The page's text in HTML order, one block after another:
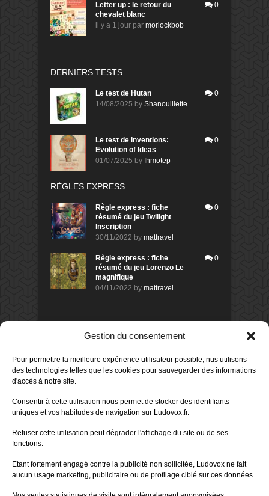
Gestion du consentement
Pour permettre la meilleure expérience utilisateur possible, nus utilisons
des technologies telles que les cookies pour sauvegarder des informations
d'accès à notre site.
Consentir à cette utilisation nous permet de stocker des identifiants
uniques et vos habitudes de navigation sur Ludovox.fr.
Refuser cette utilisation peut dégrader l'affichage du site ou de ses
fonctions.
Etant fortement engagé contre la publicité non sollicitée, Ludovox ne fait
aucun usage marketing, publicitaire ou de profilage ciblé sur ces données.
Letter up : le retour du
chevalet blanc
il y a 1 jour par morlockbob
0
DERNIERS TESTS
Le test de Hutan
14/08/2025 by Shanouillette
0
Le test de Inventions:
Evolution of Ideas
01/07/2025 by Ihmotep
0
RÈGLES EXPRESS
Règle express : fiche
résumé du jeu Twilight
Inscription
30/11/2022 by mattravel
0
Règle express : fiche
résumé du jeu Lorenzo Le
magnifique
04/11/2022 by mattravel
0
Sur le jeu Detective Box - Ciao
Bella
Avis demorlockbob
Sur le jeu Detective Box - Ciao
Publié leil y a 1 jour
80%
Sur le jeu Aeterna
Publié leil y a 2 jours